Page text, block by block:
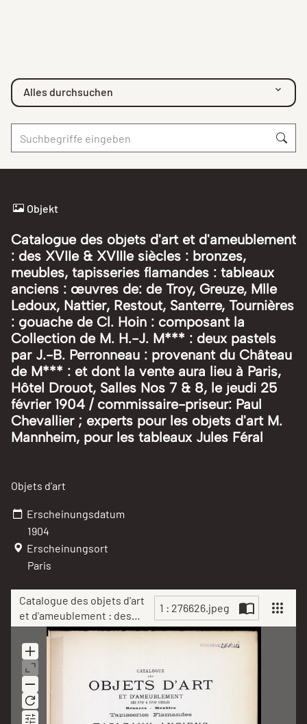
Alles durchsuchen
Catalogue des objets d'art
et d'ameublement : des
XVIIe &amp; XVIIIe siècles
: bronzes, meubles,
tapisseries flamandes :
tableaux anciens : œuvres
de: de Troy, Greuze, Mlle
Ledoux, Nattier, Restout,
Santerre, Tournières :
1 : 276626.jpeg
Scan
Objekt
Catalogue des objets d'art et d'ameublement
: des XVIIe & XVIIIe siècles : bronzes,
meubles, tapisseries flamandes : tableaux
anciens : œuvres de: de Troy, Greuze, Mlle
Ledoux, Nattier, Restout, Santerre, Tournières
: gouache de Cl. Hoin : composant la
Collection de M. H.-J. M*** : deux pastels
par J.-B. Perronneau : provenant du Château
de M*** : et dont la vente aura lieu à Paris,
Hôtel Drouot, Salles Nos 7 & 8, le jeudi 25
février 1904 / commissaire-priseur: Paul
Chevallier ; experts pour les objets d'art M.
Mannheim, pour les tableaux Jules Féral
Objets d'art
Erscheinungsdatum
1904
Erscheinungsort
Paris